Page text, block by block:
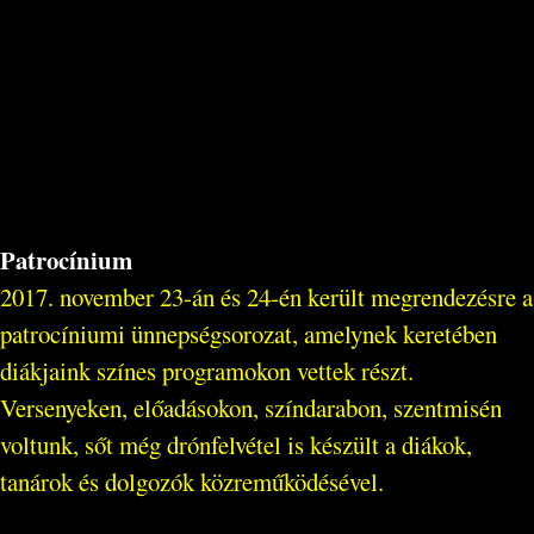
Patrocínium
2017. november 23-án és 24-én került megrendezésre a
patrocíniumi ünnepségsorozat, amelynek keretében
diákjaink színes programokon vettek részt.
Versenyeken, előadásokon, színdarabon, szentmisén
voltunk, sőt még drónfelvétel is készült a diákok,
tanárok és dolgozók közreműködésével.